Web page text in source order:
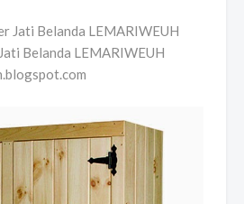
Belanda LEMARIWEUH